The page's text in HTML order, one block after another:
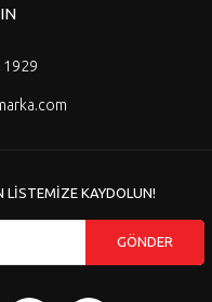
1929
LİSTEMİZE KAYDOLUN!
GÖNDER